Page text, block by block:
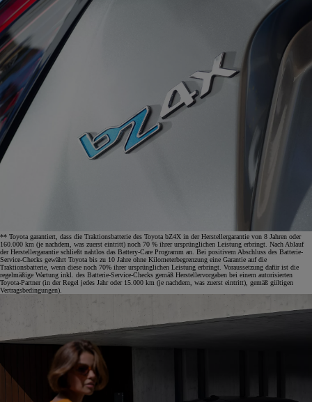
** Toyota garantiert, dass die Traktionsbatterie des Toyota bZ4X in der Herstellergarantie von 8 Jahren oder
160.000 km (je nachdem, was zuerst eintritt) noch 70 % ihrer ursprünglichen Leistung erbringt. Nach Ablauf
der Herstellergarantie schließt nahtlos das Battery-Care Programm an. Bei positivem Abschluss des Batterie-
Service-Checks gewährt Toyota bis zu 10 Jahre ohne Kilometerbegrenzung eine Garantie auf die
Traktionsbatterie, wenn diese noch 70% ihrer ursprünglichen Leistung erbringt. Voraussetzung dafür ist die
regelmäßige Wartung inkl. des Batterie-Service-Checks gemäß Herstellervorgaben bei einem autorisierten
Toyota-Partner (in der Regel jedes Jahr oder 15.000 km (je nachdem, was zuerst eintritt), gemäß gültigen
Vertragsbedingungen).